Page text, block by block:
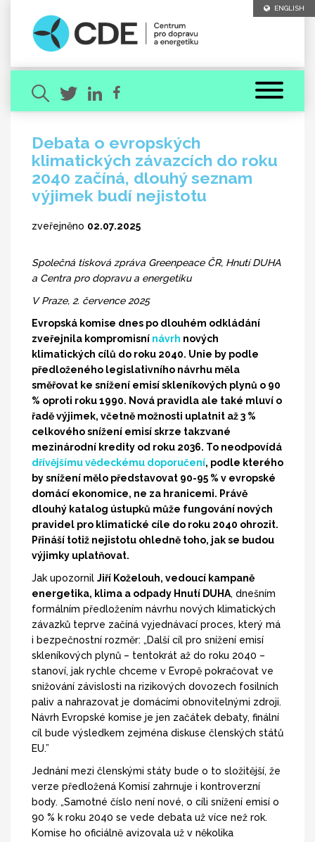
ENGLISH
Debata o evropských
klimatických závazcích do roku
2040 začíná, dlouhý seznam
výjimek budí nejistotu
zveřejněno 02.07.2025
Společná tisková zpráva Greenpeace ČR, Hnutí DUHA
a Centra pro dopravu a energetiku
V Praze, 2. července 2025
Evropská komise dnes po dlouhém odkládání
zveřejnila kompromisní návrh nových
klimatických cílů do roku 2040. Unie by podle
předloženého legislativního návrhu měla
směřovat ke snížení emisí skleníkových plynů o 90
% oproti roku 1990. Nová pravidla ale také mluví o
řadě výjimek, včetně možnosti uplatnit až 3 %
celkového snížení emisí skrze takzvané
mezinárodní kredity od roku 2036. To neodpovídá
dřívějšímu vědeckému doporučení, podle kterého
by snížení mělo představovat 90-95 % v evropské
domácí ekonomice, ne za hranicemi. Právě
dlouhý katalog ústupků může fungování nových
pravidel pro klimatické cíle do roku 2040 ohrozit.
Přináší totiž nejistotu ohledně toho, jak se budou
výjimky uplatňovat.
Jak upozornil Jiří Koželouh, vedoucí kampaně
energetika, klima a odpady Hnutí DUHA, dnešním
formálním předložením návrhu nových klimatických
závazků teprve začíná vyjednávací proces, který má
i bezpečnostní rozměr: „Další cíl pro snížení emisí
skleníkových plynů – tentokrát až do roku 2040 –
stanoví, jak rychle chceme v Evropě pokračovat ve
snižování závislosti na rizikových dovozech fosilních
paliv a nahrazovat je domácími obnovitelnými zdroji.
Návrh Evropské komise je jen začátek debaty, finální
cíl bude výsledkem zejména diskuse členských států
EU.”
Jednání mezi členskými státy bude o to složitější, že
verze předložená Komisí zahrnuje i kontroverzní
body. „Samotné číslo není nové, o cíli snížení emisí o
90 % k roku 2040 se vede debata už více než rok.
Komise ho oficiálně avizovala už v několika
Hledaný výraz
VYHLEDAT [ zavřít ]